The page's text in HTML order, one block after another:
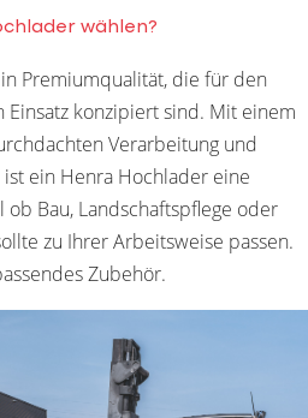
wählen?
Premiumqualität, die für den
konzipiert sind. Mit einem
Verarbeitung und
ein Henra Hochlader eine
ob Bau, Landschaftspflege oder
zu Ihrer Arbeitsweise passen.
Zubehör.